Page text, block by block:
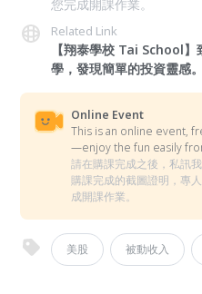
您完成開課作業。
Related Link
【翔泰學校 Tai School
學，發現簡單的投資靈感。
Online Event
This is an online event,
—enjoy the fun easily
請在購課完成之後，私訊
購課完成的截圖證明，專
成開課作業。
美股 被動收入